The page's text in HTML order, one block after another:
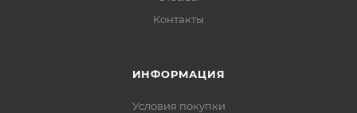
Контакты
ИНФОРМАЦИЯ
Условия покупки